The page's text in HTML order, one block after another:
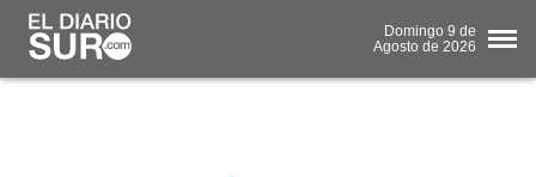
Domingo 9 de
Agosto de 2026